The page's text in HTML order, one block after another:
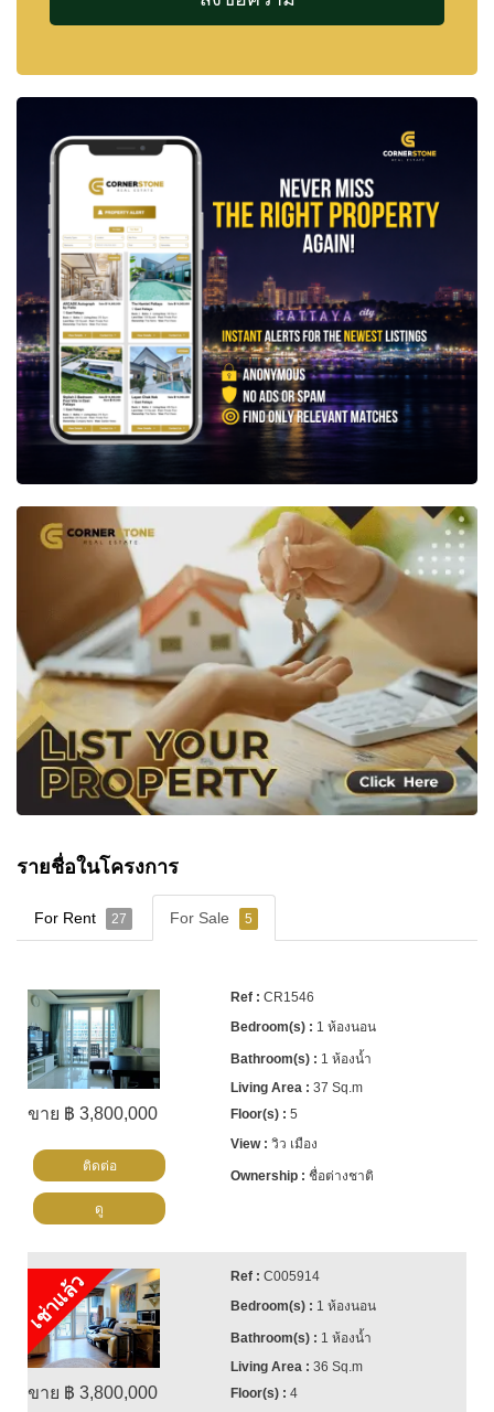
รายชื่อในโครงการ
For Rent 27 For Sale 5
ขาย ฿ 3,800,000
CR1546
1 ห้องนอน
1 ห้องน้ำ
37 Sq.m
5
วิว เมือง
ชื่อต่างชาติ
ติดต่อ
ดู
เช่าแล้ว
ขาย ฿ 3,800,000
C005914
1 ห้องนอน
1 ห้องน้ำ
36 Sq.m
4